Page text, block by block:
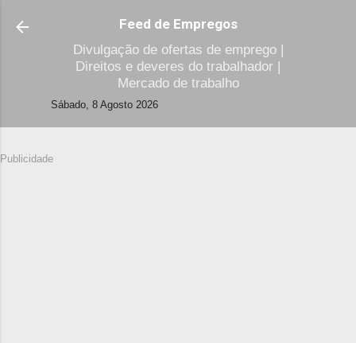
Avançar para o conteúdo principal
Feed de Empregos
Divulgação de ofertas de emprego |
Direitos e deveres do trabalhador |
Mercado de trabalho
Sábado, 8 Agosto 2026
Publicidade